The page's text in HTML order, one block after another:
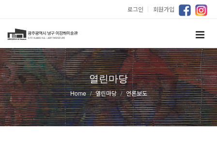
로그인 ｜ 회원가입
열린마당
Home 열린마당 언론보도